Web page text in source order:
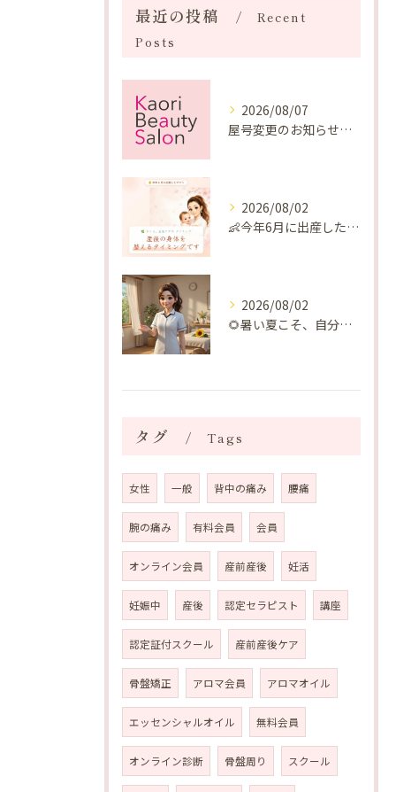
最近の投稿
Recent
Posts
2026/08/07
屋号変更のお知らせと「SAKUYA Harmonies」に込めた想い
2026/08/02
👶今年6月に出産したママへ♡
2026/08/02
🌻暑い夏こそ、自分の身体を整える時間を♡
タグ Tags
女性 一般 背中の痛み 腰痛
腕の痛み 有料会員 会員
オンライン会員 産前産後 妊活
妊娠中 産後 認定セラピスト 講座
認定証付スクール 産前産後ケア
骨盤矯正 アロマ会員 アロマオイル
エッセンシャルオイル 無料会員
オンライン診断 骨盤周り スクール